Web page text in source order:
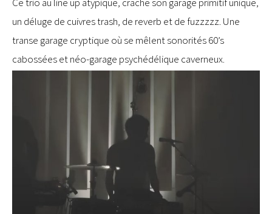
Ce trio au line up atypique, crache son garage primitif unique,
un déluge de cuivres trash, de reverb et de fuzzzzz. Une
transe garage cryptique où se mêlent sonorités 60’s
cabossées et néo-garage psychédélique caverneux.